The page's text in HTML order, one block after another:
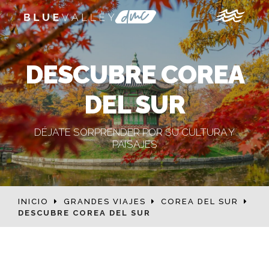
DESCUBRE COREA
DEL SUR
DÉJATE SORPRENDER POR SU CULTURA Y
PAISAJES
INICIO GRANDES VIAJES
COREA DEL SUR
DESCUBRE COREA DEL SUR